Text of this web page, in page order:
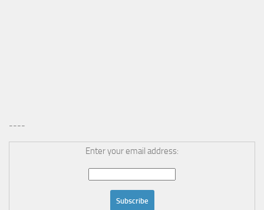
----
Enter your email address: